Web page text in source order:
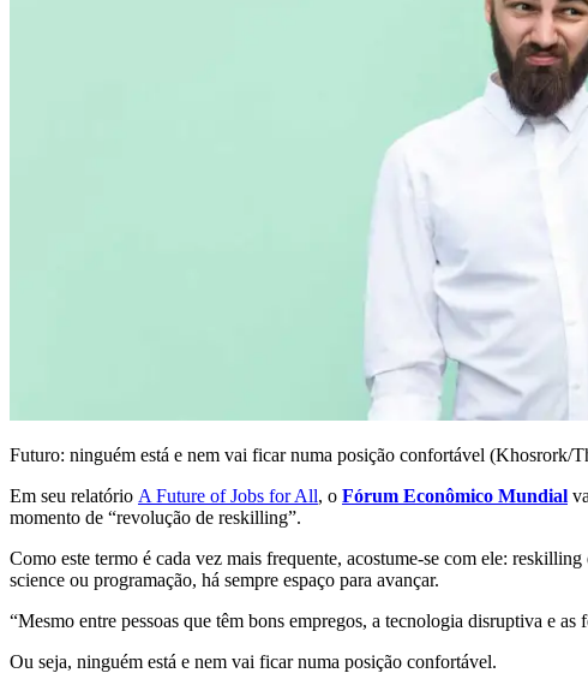
Futuro: ninguém está e nem vai ficar numa posição confortável (Khosrork/
Em seu relatório A Future of Jobs for All, o Fórum Econômico Mundial
momento de “revolução de reskilling”.
Como este termo é cada vez mais frequente, acostume-se com ele:
science ou programação, há sempre espaço para avançar.
“Mesmo entre pessoas que têm bons empregos, a tecnologia disruptiva e
Ou seja, ninguém está e nem vai ficar numa posição confortável.